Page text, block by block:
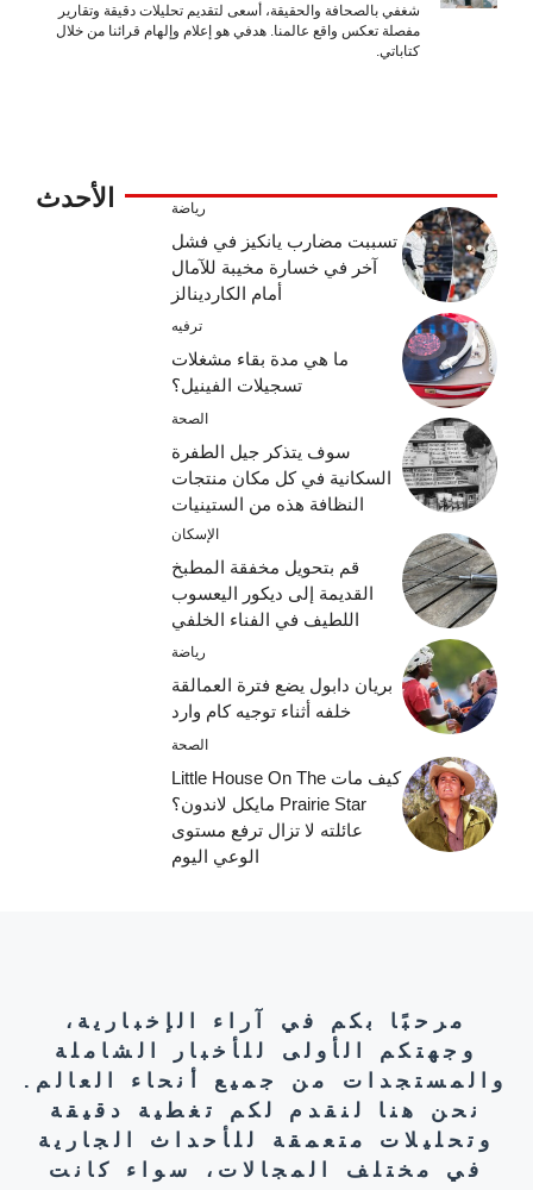
شغفي بالصحافة والحقيقة، أسعى لتقديم تحليلات دقيقة وتقارير
مفصلة تعكس واقع عالمنا. هدفي هو إعلام وإلهام قرائنا من خلال
كتاباتي.
الأحدث رياضة
تسببت مضارب يانكيز في فشل
آخر في خسارة مخيبة للآمال
أمام الكاردينالز
ترفيه
ما هي مدة بقاء مشغلات
تسجيلات الفينيل؟
الصحة
سوف يتذكر جيل الطفرة
السكانية في كل مكان منتجات
النظافة هذه من الستينيات
الإسكان
قم بتحويل مخفقة المطبخ
القديمة إلى ديكور اليعسوب
اللطيف في الفناء الخلفي
رياضة
بريان دابول يضع فترة العمالقة
خلفه أثناء توجيه كام وارد
الصحة
كيف مات Little House On The
Prairie Star مايكل لاندون؟
عائلته لا تزال ترفع مستوى
الوعي اليوم
مرحبًا بكم في آراء الإخبارية،
وجهتكم الأولى للأخبار الشاملة
والمستجدات من جميع أنحاء العالم.
نحن هنا لنقدم لكم تغطية دقيقة
وتحليلات متعمقة للأحداث الجارية
في مختلف المجالات، سواء كانت